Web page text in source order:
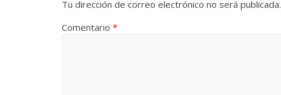
Tu dirección de correo electrónico no será publicada.
Comentario *